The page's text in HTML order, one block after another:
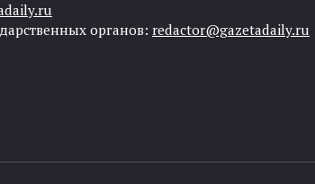
органов: redactor@gazetadaily.ru